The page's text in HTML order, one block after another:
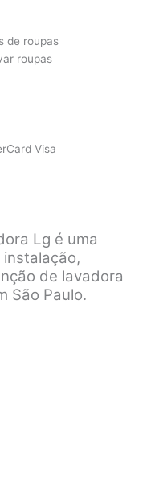
de roupas
roupas
Visa
Lg é uma
de lavadora
São Paulo.